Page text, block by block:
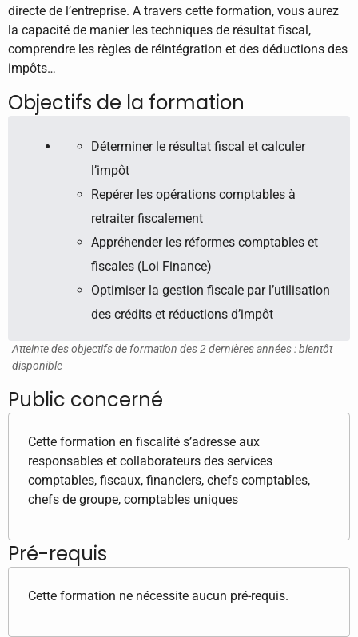
directe de l’entreprise. A travers cette formation, vous aurez
la capacité de manier les techniques de résultat fiscal,
comprendre les règles de réintégration et des déductions des
impôts…
Objectifs de la formation
Déterminer le résultat fiscal et calculer
l’impôt
Repérer les opérations comptables à
retraiter fiscalement
Appréhender les réformes comptables et
fiscales (Loi Finance)
Optimiser la gestion fiscale par l’utilisation
des crédits et réductions d’impôt
Atteinte des objectifs de formation des 2 dernières années : bientôt
disponible
Public concerné
Cette formation en fiscalité s’adresse aux
responsables et collaborateurs des services
comptables, fiscaux, financiers, chefs comptables,
chefs de groupe, comptables uniques
Pré-requis
Cette formation ne nécessite aucun pré-requis.